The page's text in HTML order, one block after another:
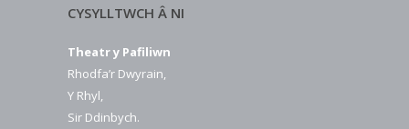
CYSYLLTWCH Â NI
Theatr y Pafiliwn
Rhodfa’r Dwyrain,
Y Rhyl,
Sir Ddinbych.